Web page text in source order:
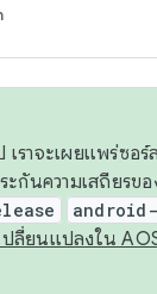
ราจะเผยแพร่ซอ
กันความเสถียรข
ปลี่ยนแปลงใน